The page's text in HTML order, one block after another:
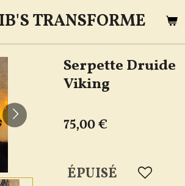
TRANSFORME
Serpette Druide
Viking
75,00 €
ÉPUISÉ